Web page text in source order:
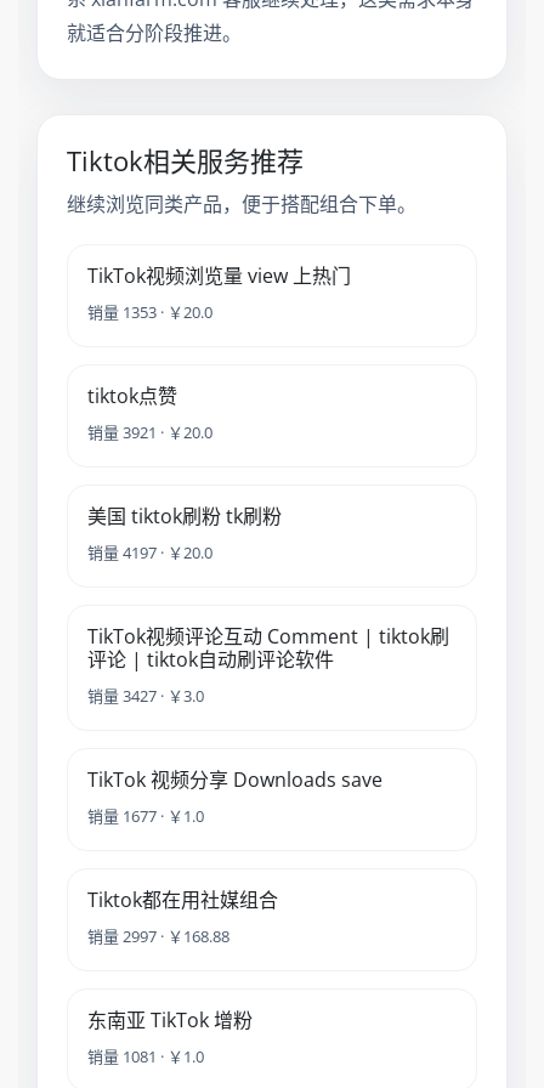
就适合分阶段推进。
Tiktok相关服务推荐
继续浏览同类产品，便于搭配组合下单。
TikTok视频浏览量 view 上热门
销量 1353 · ￥20.0
tiktok点赞
销量 3921 · ￥20.0
美国 tiktok刷粉 tk刷粉
销量 4197 · ￥20.0
TikTok视频评论互动 Comment | tiktok刷
评论 | tiktok自动刷评论软件
销量 3427 · ￥3.0
TikTok 视频分享 Downloads save
销量 1677 · ￥1.0
Tiktok都在用社媒组合
销量 2997 · ￥168.88
东南亚 TikTok 增粉
销量 1081 · ￥1.0